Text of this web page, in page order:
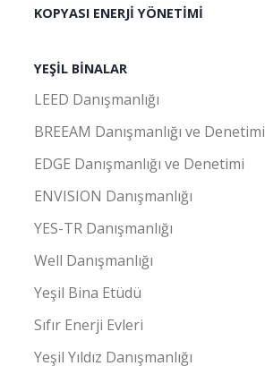
KOPYASI ENERJI YÖNETIMI
YEŞIL BINALAR
LEED Danışmanlığı
BREEAM Danışmanlığı ve Denetimi
EDGE Danışmanlığı ve Denetimi
ENVISION Danışmanlığı
YES-TR Danışmanlığı
Well Danışmanlığı
Yeşil Bina Etüdü
Sıfır Enerji Evleri
Yeşil Yıldız Danışmanlığı